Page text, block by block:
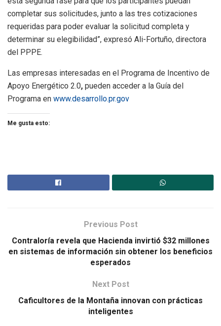
completar sus solicitudes, junto a las tres cotizaciones
requeridas para poder evaluar la solicitud completa y
determinar su elegibilidad”, expresó Ali-Fortuño, directora
del PPPE.
Las empresas interesadas en el Programa de Incentivo de
Apoyo Energético 2.0, pueden acceder a la Guía del
Programa en www.desarrollo.pr.gov
Me gusta esto:
Previous Post
Contraloría revela que Hacienda invirtió $32 millones
en sistemas de información sin obtener los beneficios
esperados
Next Post
Caficultores de la Montaña innovan con prácticas
inteligentes